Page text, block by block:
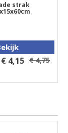
strak
€ 4,15 € 4,75